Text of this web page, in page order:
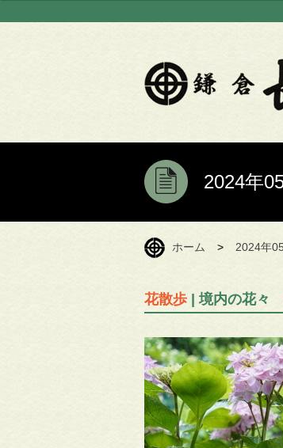
2024年
ホーム > 2024年
花散歩 | 境内の花々